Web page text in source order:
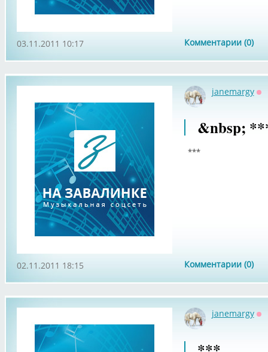
Комментарии (0)
03.11.2011 10:17
janemargy
&nbsp;
***
Комментарии (0)
02.11.2011 18:15
janemargy